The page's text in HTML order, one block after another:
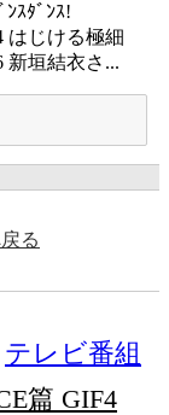
ｽﾀﾞﾝｽ!
はじける極細
新垣結衣さ...
る
テレビ番組
篇 GIF4